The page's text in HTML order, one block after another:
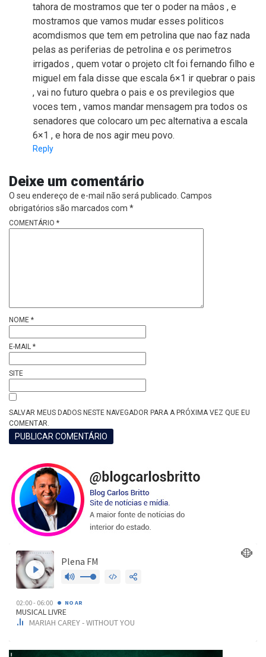
tahora de mostramos que ter o poder na mâos , e
mostramos que vamos mudar esses politicos
acomdismos que tem em petrolina que nao faz nada
pelas as periferias de petrolina e os perimetros
irrigados , quem votar o projeto clt foi fernando filho e
miguel em fala disse que escala 6×1 ir quebrar o pais
, vai no futuro quebra o pais e os previlegios que
voces tem , vamos mandar mensagem pra todos os
senadores que colocaro um pec alternativa a escala
6×1 , e hora de nos agir meu povo.
Reply
Deixe um comentário
O seu endereço de e-mail não será publicado. Campos
obrigatórios são marcados com *
COMENTÁRIO *
NOME *
E-MAIL *
SITE
SALVAR MEUS DADOS NESTE NAVEGADOR PARA A PRÓXIMA VEZ QUE EU
COMENTAR.